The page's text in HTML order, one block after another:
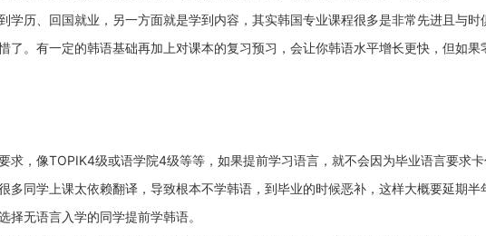
学历、回国就业，另一方面就是学到内容，其实韩国专业课程很多是非常先进且与时
了。有一定的韩语基础再加上对课本的复习预习，会让你韩语水平增长更快，但如果
求，像TOPIK4级或语学院4级等等，如果提前学习语言，就不会因为毕业语言要求
多同学上课太依赖翻译，导致根本不学韩语，到毕业的时候恶补，这样大概要延期半
无语言入学的同学提前学韩语。